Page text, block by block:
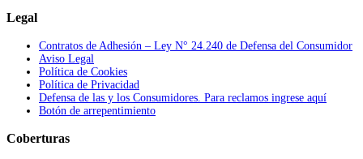
Legal
Contratos de Adhesión – Ley N° 24.240 de Defensa del Consumidor
Aviso Legal
Política de Cookies
Política de Privacidad
Defensa de las y los Consumidores. Para reclamos ingrese aquí
Botón de arrepentimiento
Coberturas